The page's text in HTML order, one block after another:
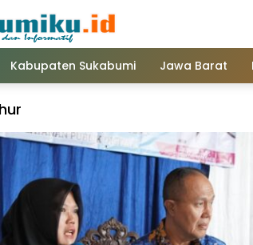
Kabupaten Sukabumi Jawa Barat